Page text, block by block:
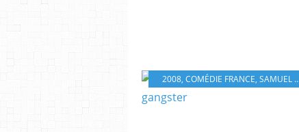
2008, COMÉDIE FRANCE, SAMUEL BENCHETRIT